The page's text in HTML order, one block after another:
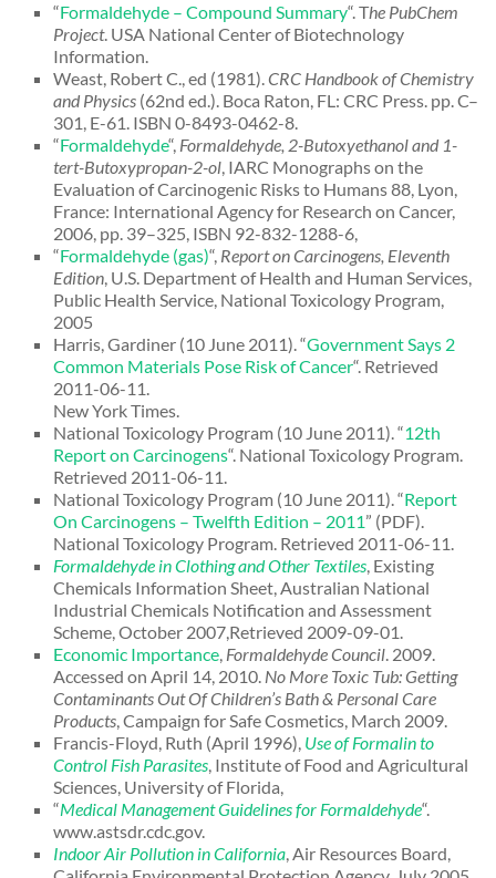
“Formaldehyde – Compound Summary“. The PubChem
Project. USA National Center of Biotechnology
Information.
Weast, Robert C., ed (1981).CRC Handbook of Chemistry
and Physics (62nd ed.). Boca Raton, FL: CRC Press. pp. C–
301, E-61. ISBN 0-8493-0462-8.
“Formaldehyde“, Formaldehyde, 2-Butoxyethanol and 1-
tert-Butoxypropan-2-ol, IARC Monographs on the
Evaluation of Carcinogenic Risks to Humans 88, Lyon,
France: International Agency for Research on Cancer,
2006, pp. 39–325, ISBN 92-832-1288-6,
“Formaldehyde (gas)“, Report on Carcinogens, Eleventh
Edition, U.S. Department of Health and Human Services,
Public Health Service, National Toxicology Program,
2005
Harris, Gardiner (10 June 2011). “Government Says 2
Common Materials Pose Risk of Cancer“. Retrieved
2011-06-11.
New York Times.
National Toxicology Program (10 June 2011). “12th
Report on Carcinogens“. National Toxicology Program.
Retrieved 2011-06-11.
National Toxicology Program (10 June 2011). “Report
On Carcinogens – Twelfth Edition – 2011” (PDF).
National Toxicology Program. Retrieved 2011-06-11.
Formaldehyde in Clothing and Other Textiles, Existing
Chemicals Information Sheet, Australian National
Industrial Chemicals Notification and Assessment
Scheme, October 2007,Retrieved 2009-09-01.
Economic Importance, Formaldehyde Council. 2009.
Accessed on April 14, 2010. No More Toxic Tub: Getting
Contaminants Out Of Children’s Bath & Personal Care
Products, Campaign for Safe Cosmetics, March 2009.
Francis-Floyd, Ruth (April 1996), Use of Formalin to
Control Fish Parasites, Institute of Food and Agricultural
Sciences, University of Florida,
“Medical Management Guidelines for Formaldehyde“.
www.astsdr.cdc.gov.
Indoor Air Pollution in California, Air Resources Board,